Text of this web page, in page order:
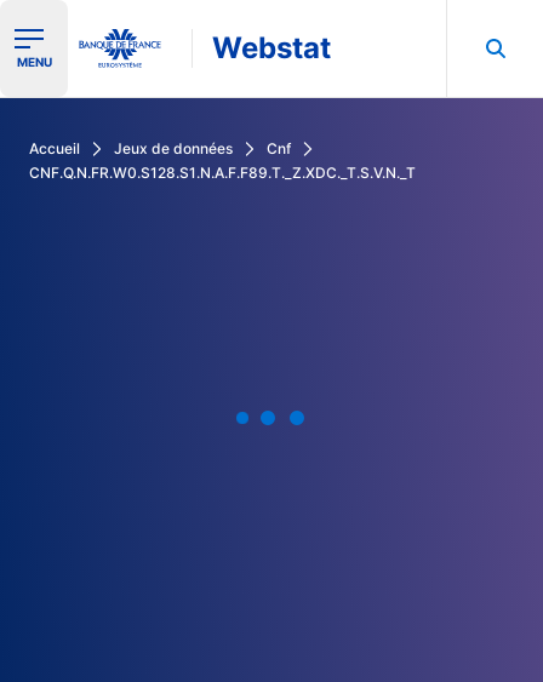
Ouvrir le menu de navigation
MENU Webstat
Accueil Jeux de données
Cnf
CNF.Q.N.FR.W0.S128.S1.N.A.F.F89.T._Z.XDC._T.S.V.N._T